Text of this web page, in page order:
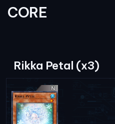
CORE
Rikka Petal (x3)